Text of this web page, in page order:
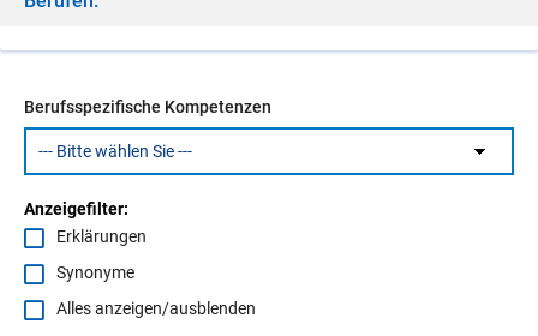
Berufsspezifische Kompetenzen
Anzeigefilter:
Erklärungen
Synonyme
Alles anzeigen/ausblenden